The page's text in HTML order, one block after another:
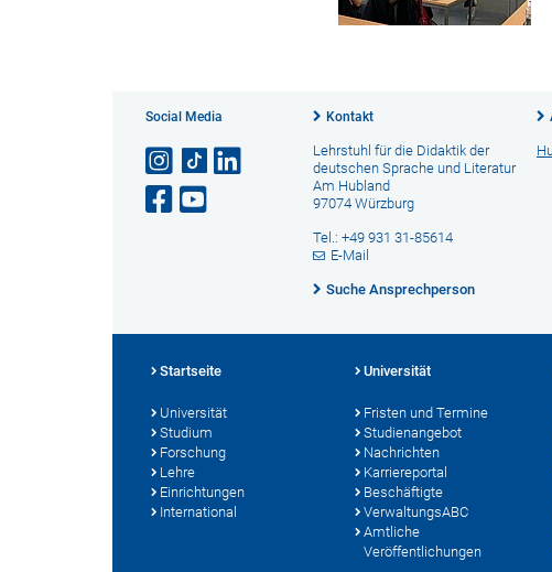
Social Media Kontakt
Lehrstuhl für die Didaktik der
deutschen Sprache und Literatur
Am Hubland
97074 Würzburg
Tel.: +49 931 31-85614
E-Mail
Suche Ansprechperson
Startseite
Universität
Studium
Forschung
Lehre
Einrichtungen
International
Universität
Fristen und Termine
Studienangebot
Nachrichten
Karriereportal
Beschäftigte
VerwaltungsABC
Amtliche
Veröffentlichungen